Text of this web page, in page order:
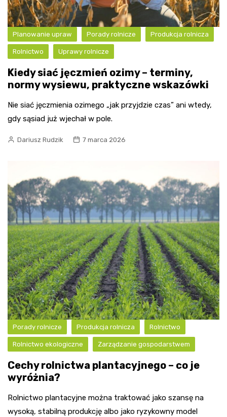
Planowanie upraw Porady rolnicze Produkcja rolnicza
Rolnictwo Uprawy rolnicze
Kiedy siać jęczmień ozimy – terminy,
normy wysiewu, praktyczne wskazówki
Nie siać jęczmienia ozimego „jak przyjdzie czas” ani wtedy,
gdy sąsiad już wjechał w pole.
Dariusz Rudzik 7 marca 2026
Porady rolnicze Produkcja rolnicza Rolnictwo
Rolnictwo ekologiczne Zarządzanie gospodarstwem
Cechy rolnictwa plantacyjnego – co je
wyróżnia?
Rolnictwo plantacyjne można traktować jako szansę na
wysoką, stabilną produkcję albo jako ryzykowny model